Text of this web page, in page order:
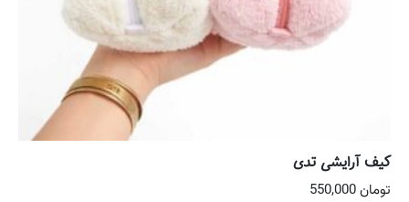
کیف آرایشی تدی
تومان